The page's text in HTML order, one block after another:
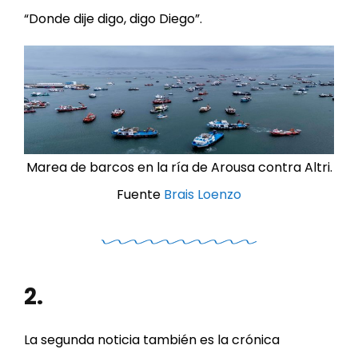
“Donde dije digo, digo Diego”.
Marea de barcos en la ría de Arousa contra Altri.
Fuente Brais Loenzo
2.
La segunda noticia también es la crónica